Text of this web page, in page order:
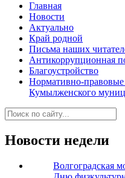
Главная
Новости
Актуально
Край родной
Письма наших
Антикоррупционная
Благоустройство
Нормативно-правовые
Кумылженского
Новости недели
Волгоградская